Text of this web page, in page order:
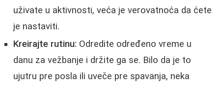
uživate u aktivnosti, veća je verovatnoća da ćete
je nastaviti.
Kreirajte rutinu: Odredite određeno vreme u
danu za vežbanje i držite ga se. Bilo da je to
ujutru pre posla ili uveče pre spavanja, neka